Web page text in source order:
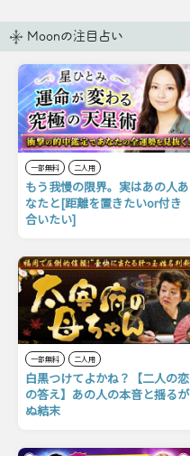
Moonの注目占い
一部無料 二人用
もう我慢の限界。実はあの人あ
なたと[距離を置きたいor付き
合いたい]
一部無料 二人用
白黒つけてよかね？【二人の恋
の答え】あの人の本音と揺るが
ぬ結末